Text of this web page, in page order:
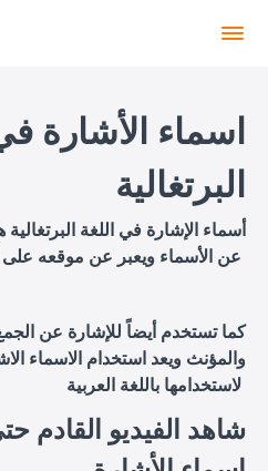
اسماء الأشارة
البرتغالية
أسماء الإشارة في اللغة
كما تستخدم أيضاً للإشارة عن
والمؤنث ويعد استخدام الاسماء
شاهد الفيديو القادم